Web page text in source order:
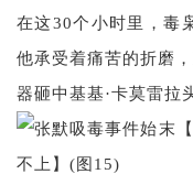
在这30个小时里，毒
他承受着痛苦的折磨
器砸中基基·卡莫雷拉